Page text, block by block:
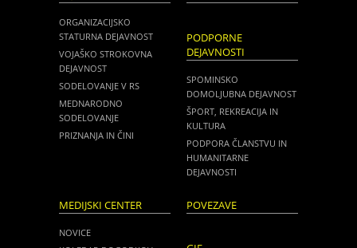
ORGANIZACIJSKO
STATURNA DEJAVNOST
VOJAŠKO STROKOVNA
DEJAVNOST
SODELOVANJE V RS
MEDNARODNO
SODELOVANJE
PRIZNANJA IN ČINI
PODPORNE
DEJAVNOSTI
SPOMINSKO
DOMOLJUBNA DEJAVNOST
ŠPORT, REKREACIJA IN
KULTURA
PODPORA ČLANSTVU IN
HUMANITARNE
DEJAVNOSTI
MEDIJSKI CENTER
NOVICE
POVEZAVE